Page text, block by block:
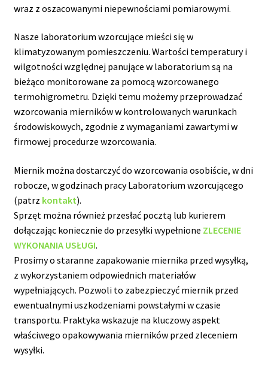
wraz z oszacowanymi niepewnościami pomiarowymi.
Nasze laboratorium wzorcujące mieści się w
klimatyzowanym pomieszczeniu. Wartości temperatury i
wilgotności względnej panujące w laboratorium są na
bieżąco monitorowane za pomocą wzorcowanego
termohigrometru. Dzięki temu możemy przeprowadzać
wzorcowania mierników w kontrolowanych warunkach
środowiskowych, zgodnie z wymaganiami zawartymi w
firmowej procedurze wzorcowania.
Miernik można dostarczyć do wzorcowania osobiście, w dni
robocze, w godzinach pracy Laboratorium wzorcującego
(patrz kontakt).
Sprzęt można również przesłać pocztą lub kurierem
dołączając koniecznie do przesyłki wypełnione ZLECENIE
WYKONANIA USŁUGI.
Prosimy o staranne zapakowanie miernika przed wysyłką,
z wykorzystaniem odpowiednich materiałów
wypełniających. Pozwoli to zabezpieczyć miernik przed
ewentualnymi uszkodzeniami powstałymi w czasie
transportu. Praktyka wskazuje na kluczowy aspekt
właściwego opakowywania mierników przed zleceniem
wysyłki.